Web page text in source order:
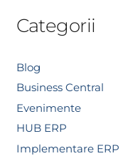
Categorii
Blog
Business Central
Evenimente
HUB ERP
Implementare ERP